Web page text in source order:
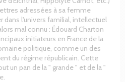
adressées à sa femme
l'univers familial, intellectuel
mal connu : Édouard Charton
initiateurs en France de la
politique, comme un des
du régime républicain. Cette
un pan de la " grande " et de la "